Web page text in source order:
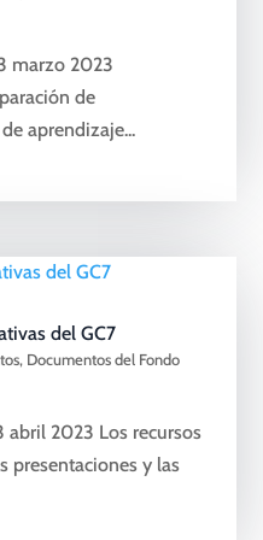
marzo 2023
de
aprendizaje...
del GC7
, Documentos del Fondo
abril 2023 Los recursos
presentaciones y las